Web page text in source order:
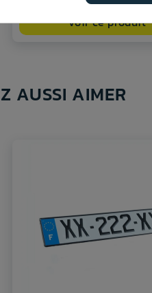
Voir ce produit
AUSSI AIMER